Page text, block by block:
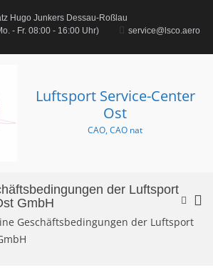
Hugo Junkers Dessau-Roßlau
- Fr. 08:00 - 16:00 Uhr)
service@lsco.aero
Luftsport Service-Center
Ost
CAO, CAO nat
Such-
der Luftsport
GmbH
Geschäftsbedingungen der Luftsport